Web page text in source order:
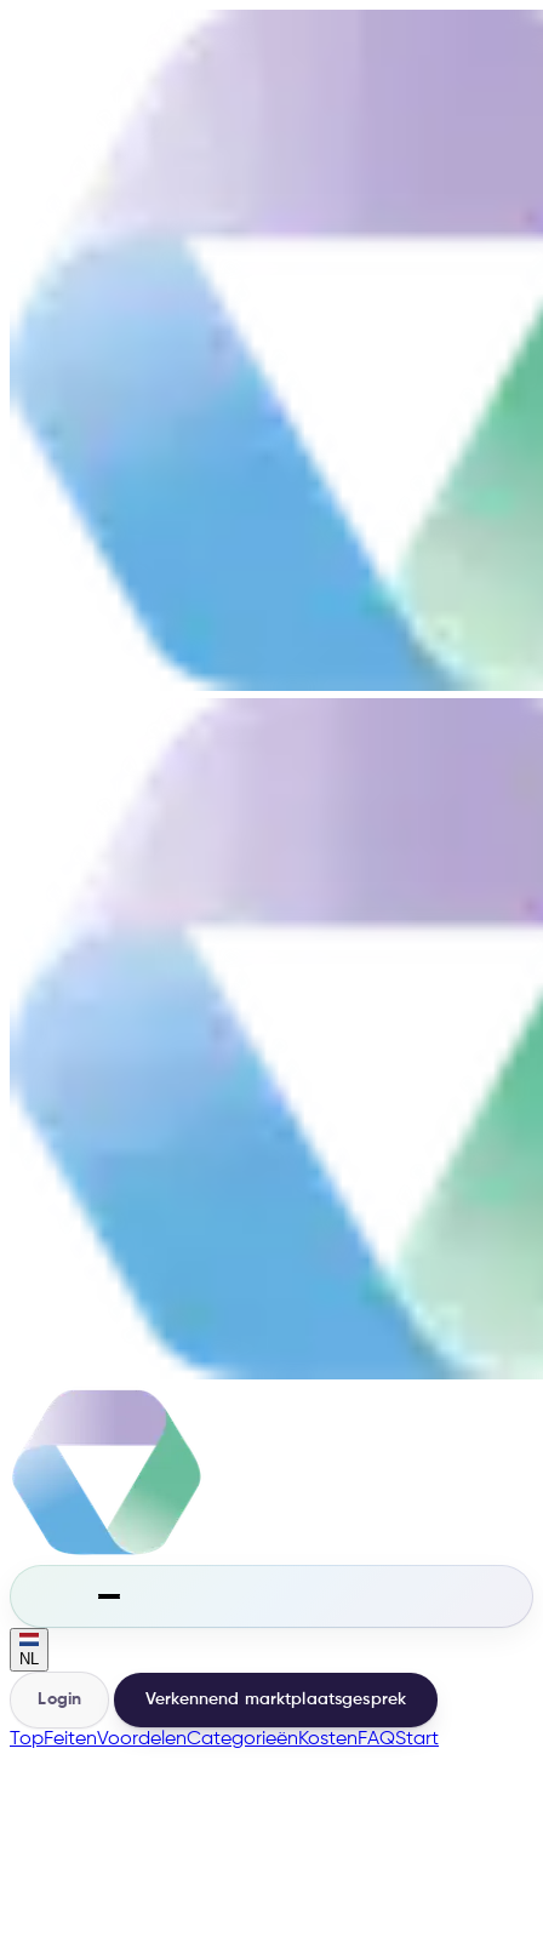
NL
Login Verkennend marktplaatsgesprek
TopFeitenVoordelenCategorieënKostenFAQStart